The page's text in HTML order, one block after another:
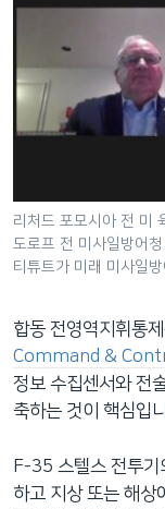
리처드 포모시아 전 미
도로프 전 미사일방어
티튜트가 미래 미사일
합동 전영역지휘통
Command &
정보 수집센서와 전
축하는 것이 핵심입
F-35 스텔스 전투기
하고 지상 또는 해상